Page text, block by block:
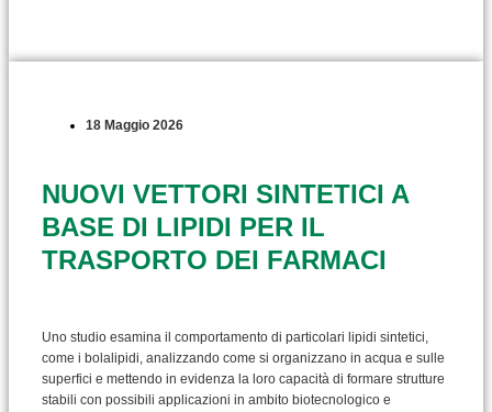
18 Maggio 2026
NUOVI VETTORI SINTETICI A
BASE DI LIPIDI PER IL
TRASPORTO DEI FARMACI
Uno studio esamina il comportamento di particolari lipidi sintetici,
come i bolalipidi, analizzando come si organizzano in acqua e sulle
superfici e mettendo in evidenza la loro capacità di formare strutture
stabili con possibili applicazioni in ambito biotecnologico e